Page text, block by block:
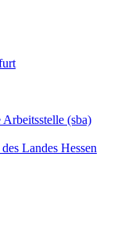
(sba)
Landes Hessen